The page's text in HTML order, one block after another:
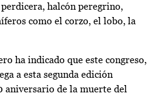
halcón peregrino,
como el corzo, el lobo, la
ha indicado que este congreso,
a esta segunda edición
aniversario de la muerte del